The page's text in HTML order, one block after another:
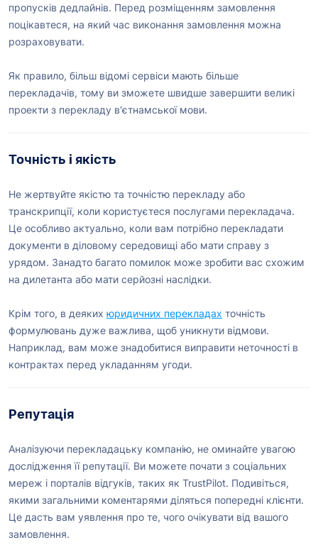
пропусків дедлайнів. Перед розміщенням замовлення
поцікавтеся, на який час виконання замовлення можна
розраховувати.
Як правило, більш відомі сервіси мають більше
перекладачів, тому ви зможете швидше завершити великі
проекти з перекладу в'єтнамської мови.
Точність і якість
Не жертвуйте якістю та точністю перекладу або
транскрипції, коли користуєтеся послугами перекладача.
Це особливо актуально, коли вам потрібно перекладати
документи в діловому середовищі або мати справу з
урядом. Занадто багато помилок може зробити вас схожим
на дилетанта або мати серйозні наслідки.
Крім того, в деяких юридичних перекладах точність
формулювань дуже важлива, щоб уникнути відмови.
Наприклад, вам може знадобитися виправити неточності в
контрактах перед укладанням угоди.
Репутація
Аналізуючи перекладацьку компанію, не оминайте увагою
дослідження її репутації. Ви можете почати з соціальних
мереж і порталів відгуків, таких як TrustPilot. Подивіться,
якими загальними коментарями діляться попередні клієнти.
Це дасть вам уявлення про те, чого очікувати від вашого
замовлення.